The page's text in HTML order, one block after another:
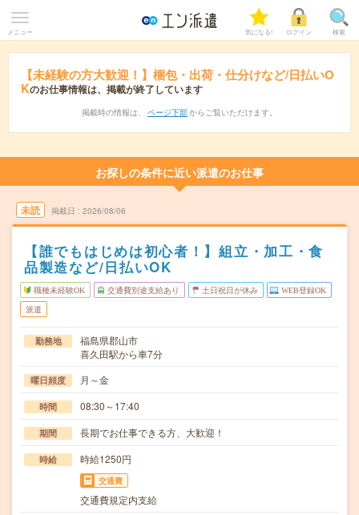
メニュー 気になる! ログイン 検索
【未経験の方大歓迎！】梱包・出荷・仕分けなど/日払いO
Kのお仕事情報は、掲載が終了しています
掲載時の情報は、 ページ下部 からご覧いただけます。
お探しの条件に近い派遣のお仕事
未読 掲載日 2026/08/06
【誰でもはじめは初心者！】組立・加工・食
品製造など/日払いOK
職種未経験OK 交通費別途支給あり 土日祝日が休み WEB登録OK
派遣
勤務地
福島県郡山市
喜久田駅から車7分
曜日頻度 月～金
時間 08:30～17:40
期間 長期でお仕事できる方、大歓迎！
時給 時給1250円
交通費
交通費規定内支給